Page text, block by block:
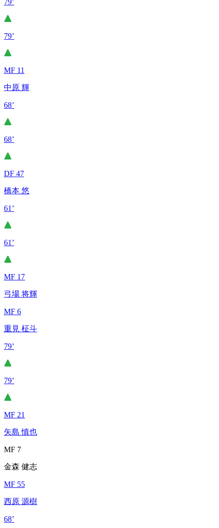
79’
79’
MF 11
中原 輝
68’
68’
DF 47
橋本 悠
61’
61’
MF 17
弓場 将輝
MF 6
重見 柾斗
79’
79’
MF 21
矢島 慎也
MF 7
金森 健志
MF 55
西原 源樹
68’